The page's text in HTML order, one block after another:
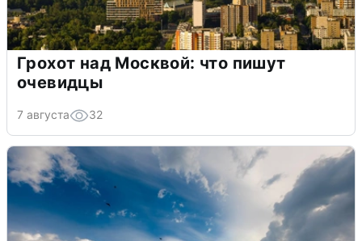
Грохот над Москвой: что пишут
очевидцы
7 августа 32